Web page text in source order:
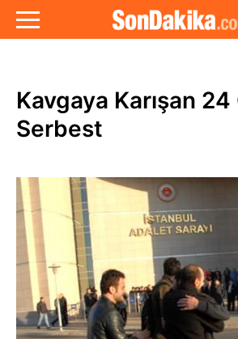
Kavgaya Karışan
Serbest